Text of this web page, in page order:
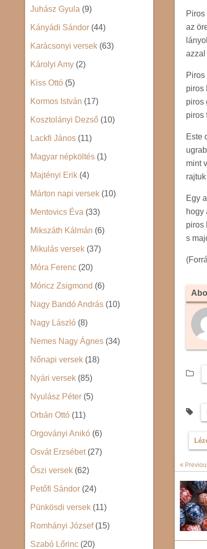
Piros
az
azzal
Piros
piros
piros
piros
Este
mint
Egy
hogy
piros
s
Juhász Gyula (9)
Kányádi Sándor (44)
Karácsonyi versek (63)
Károlyi Amy (2)
Kiss Ottó (5)
Kormos István (17)
Kosztolányi Dezső (10)
Lackfi János (11)
Magyar népköltés (1)
Majtényi Erik (4)
Márton napi versek (10)
Mentovics Éva (33)
Mikszáth Kálmán (6)
Mikulás versek (37)
Móra Ferenc (20)
Móricz Zsigmond (6)
Nagy Bandó András (10)
Nagy László (8)
Nemes Nagy Ágnes (34)
Nőnapi versek (18)
Nyári versek (85)
Nyulász Péter (5)
Orbán Ottó (11)
Orgoványi Anikó (6)
Osvát Erzsébet(27)
Őszi versek (62)
Petőfi Sándor (24)
Pünkösdi versek (11)
Romhányi József(15)
Szabó Lőrinc (20)